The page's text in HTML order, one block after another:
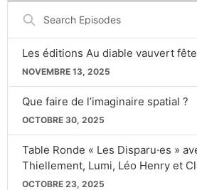
Search
Episodes
Les éditions Au diable vauvert
NOVEMBRE 13, 2025
Que faire de l’imaginaire spatial ?
OCTOBRE 30, 2025
Table Ronde « Les Disparu·es »
Thiellement, Lumi, Léo Henry et
OCTOBRE 23, 2025